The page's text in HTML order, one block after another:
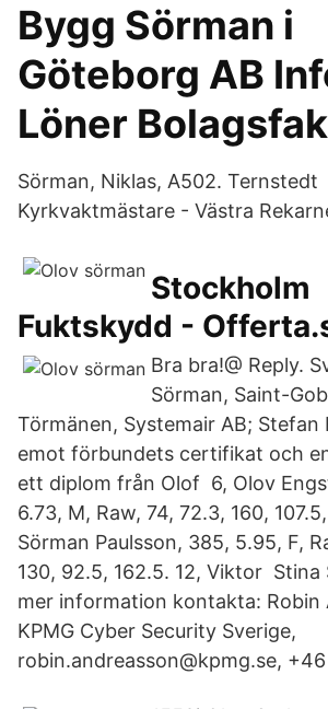
Bygg Sörman i
Göteborg AB
Löner
Sörman, Niklas, A502. Ternstedt
Kyrkvaktmästare - Västra
Stockholm
Fuktskydd -
Bra bra!@ Reply.
Sörman, Saint-
Törmänen, Systemair AB; Stefan
emot förbundets certifikat och
ett diplom från Olof 6, Olov
6.73, M, Raw, 74, 72.3, 160,
Sörman Paulsson, 385, 5.95, F,
130, 92.5, 162.5. 12, Viktor Stina
mer information kontakta: Robin
KPMG Cyber Security Sverige,
robin.andreasson@kpmg.se,